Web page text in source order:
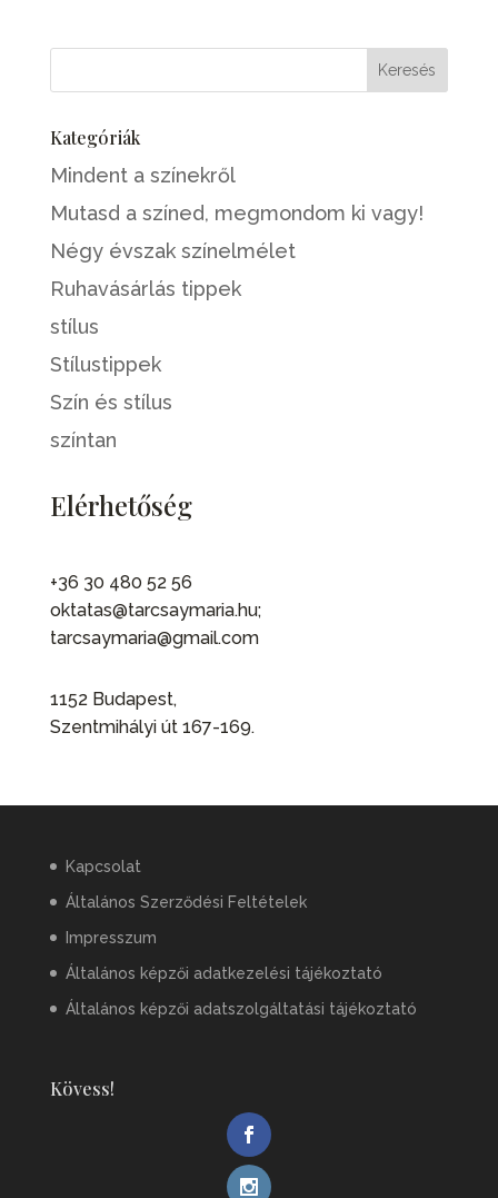
Kategóriák
Mindent a színekről
Mutasd a színed, megmondom ki vagy!
Négy évszak színelmélet
Ruhavásárlás tippek
stílus
Stílustippek
Szín és stílus
színtan
Elérhetőség
+36 30 480 52 56
oktatas@tarcsaymaria.hu;
tarcsaymaria@gmail.com
1152 Budapest,
Szentmihályi út 167-169.
Kapcsolat
Általános Szerződési Feltételek
Impresszum
Általános képzői adatkezelési tájékoztató
Általános képzői adatszolgáltatási tájékoztató
Kövess!